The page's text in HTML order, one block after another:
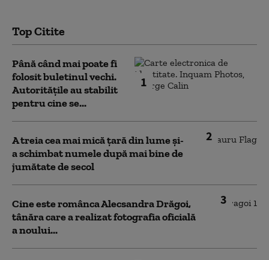
Top Citite
1
Până când mai poate fi
folosit buletinul vechi.
Autoritățile au stabilit
pentru cine se...
2
A treia cea mai mică țară din lume și-
a schimbat numele după mai bine de
jumătate de secol
3
Cine este românca Alecsandra Drăgoi,
tânăra care a realizat fotografia oficială
a noului...